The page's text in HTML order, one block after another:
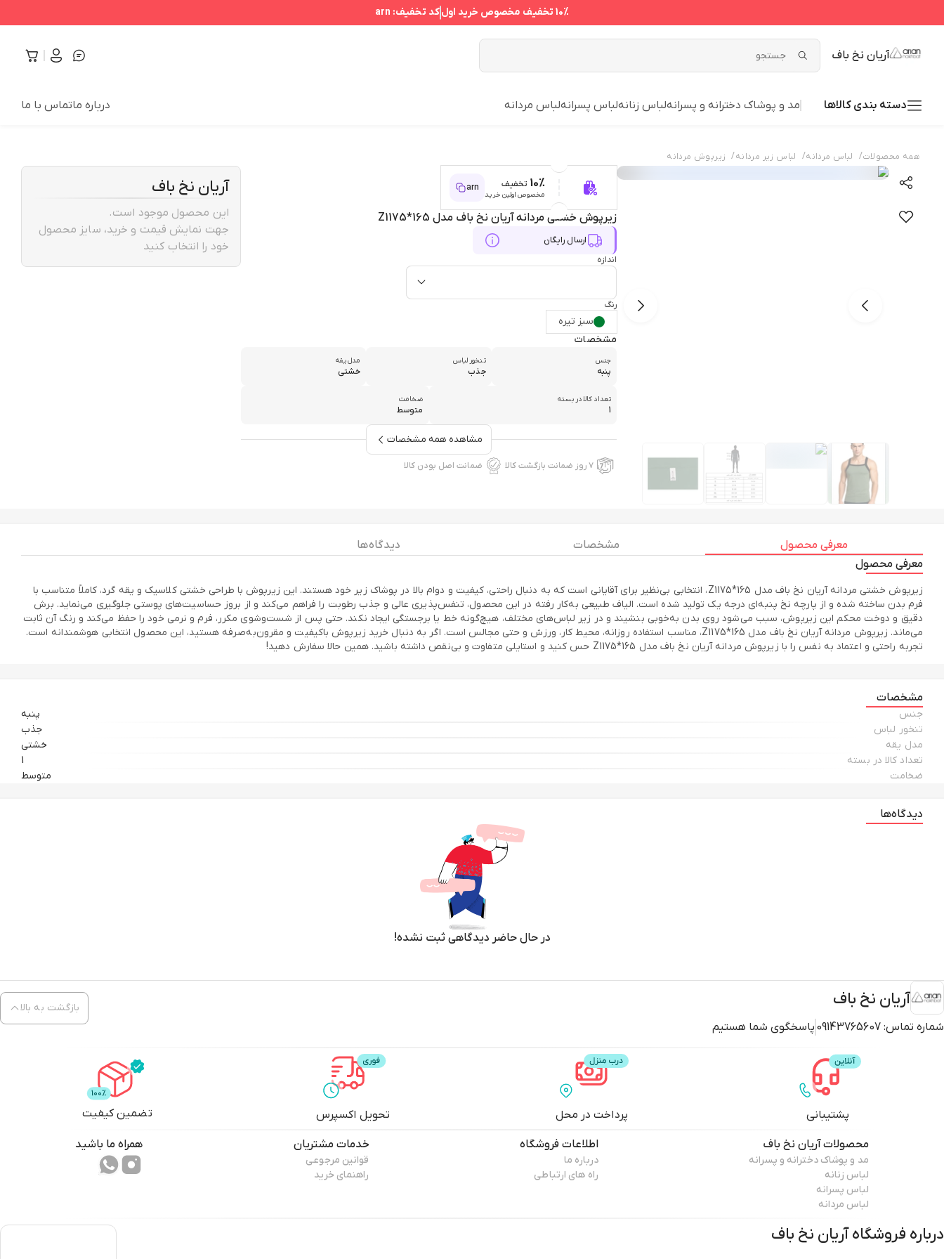
10% تخفیف مخصوص خرید اولکد تخفیف: arn
آریان نخ باف
دسته بندی کالاها مد و پوشاک دخترانه و پسرانهلباس زنانهلباس پسرانهلباس مردانه درباره ماتماس با ما
همه محصولات/ لباس مردانه/ لباس زیر مردانه/ زیرپوش مردانه
10% تخفیف
مخصوص اولین خرید
arn
زیرپوش خشتی مردانه آریان نخ باف مدل Z1175*165
ارسال رایگان
اندازه
رنگ
سبز تیره
مشخصات
جنس
پنبه
تنخور لباس
جذب
مدل یقه
خشتی
تعداد کالا در بسته
1
ضخامت
متوسط
مشاهده همه مشخصات
۷ روز ضمانت بازگشت کالا ضمانت اصل بودن کالا
آریان نخ باف
این محصول موجود است.
جهت نمایش قیمت و خرید، سایز محصول
خود را انتخاب کنید
معرفی محصول مشخصات
دیدگاه ها
معرفی محصول
زیرپوش خشتی مردانه آریان نخ باف مدل Z1175*165، انتخابی بی‌نظیر برای آقایانی است که به دنبال راحتی، کیفیت و دوام بالا در پوشاک زیر خود هستند. این زیرپوش با طراحی خشتی کلاسیک و یقه گرد، کاملاً متناسب با
فرم بدن ساخته شده و از پارچه نخ پنبه‌ای درجه یک تولید شده است. الیاف طبیعی به‌کار رفته در این محصول، تنفس‌پذیری عالی و جذب رطوبت را فراهم می‌کند و از بروز حساسیت‌های پوستی جلوگیری می‌نماید. برش
دقیق و دوخت محکم این زیرپوش، سبب می‌شود روی بدن به‌خوبی بنشیند و در زیر لباس‌های مختلف، هیچ‌گونه خط یا برجستگی ایجاد نکند. حتی پس از شست‌وشوی مکرر، فرم و نرمی خود را حفظ می‌کند و رنگ آن ثابت
می‌ماند. زیرپوش مردانه آریان نخ باف مدل Z1175*165، مناسب استفاده روزانه، محیط کار، ورزش و حتی مجالس است. اگر به دنبال خرید زیرپوش باکیفیت و مقرون‌به‌صرفه هستید، این محصول انتخابی هوشمندانه است.
تجربه راحتی و اعتماد به نفس را با زیرپوش مردانه آریان نخ باف مدل Z1175*165 حس کنید و استایلی متفاوت و بی‌نقص داشته باشید. همین حالا سفارش دهید!
مشخصات
جنس
پنبه
تنخور لباس
جذب
مدل یقه
خشتی
تعداد کالا در بسته
1
ضخامت
متوسط
دیدگاه‌ها
در حال حاضر دیدگاهی ثبت نشده!
آریان نخ باف
شماره تماس: 09143765607 پاسخگوی شما هستیم
بازگشت به بالا
پشتیبانی پرداخت در محل تحویل اکسپرس تضمین کیفیت
محصولاتآریان نخ باف
مد و پوشاک دخترانه و پسرانه
لباس زنانه
لباس پسرانه
لباس مردانه
اطلاعات فروشگاه
درباره ما
راه های ارتباطی
خدمات مشتریان
قوانین مرجوعی
راهنمای خرید
همراه ما باشید
درباره فروشگاهآریان نخ باف